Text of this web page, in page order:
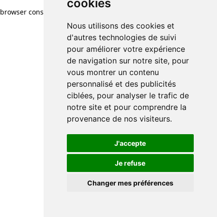
cookies
Nous utilisons des cookies et
d'autres technologies de suivi
pour améliorer votre expérience
de navigation sur notre site, pour
vous montrer un contenu
personnalisé et des publicités
ciblées, pour analyser le trafic de
notre site et pour comprendre la
provenance de nos visiteurs.
J'accepte
Je refuse
Changer mes préférences
browser console for more information)